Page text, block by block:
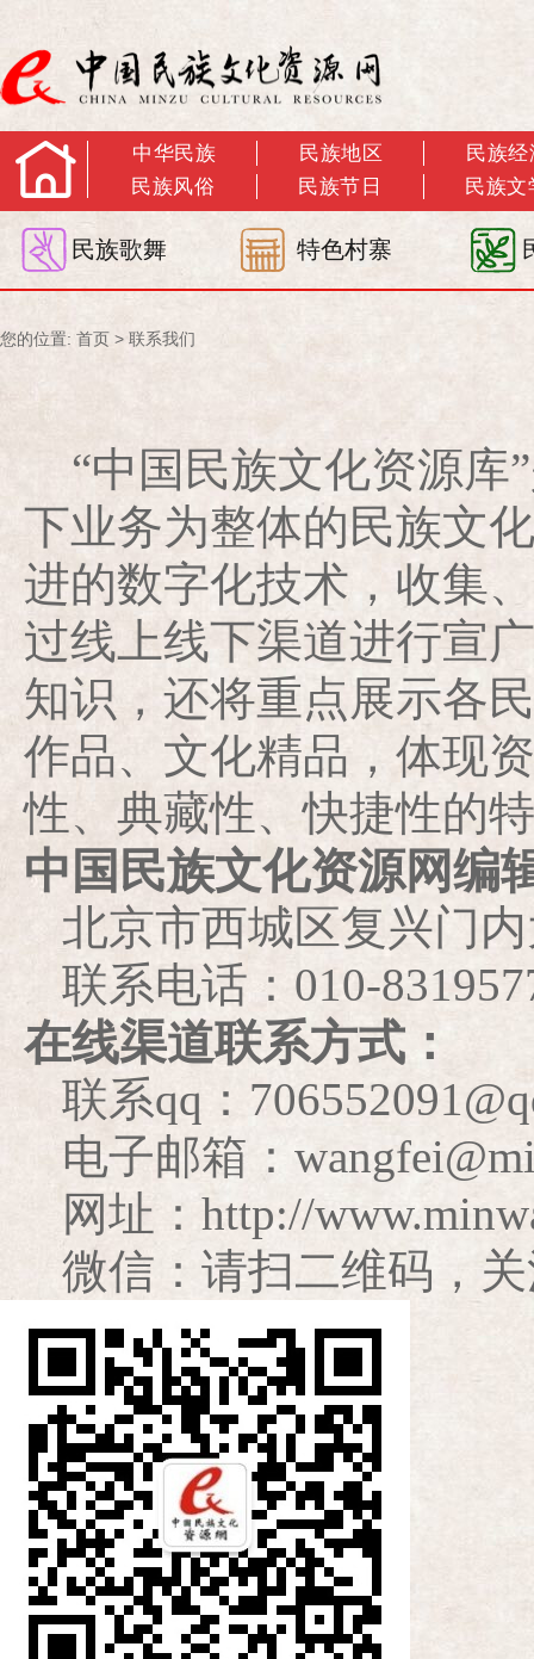
中华民族 民族地区
民族经
民族风俗
民族节日 民族文
民族歌舞 特色村寨
您的位置: 首页 > 联系我们
“中国民族文化资源库
下业务为整体的民族文
进的数字化技术，收集
过线上线下渠道进行宣
知识，还将重点展示各
作品、文化精品，体现
性、典藏性、快捷性的
中国民族文化资源网编
北京市西城区复兴门
联系电话：010-
在线渠道联系方式：
联系qq：
电子邮箱：
网址：http://
微信：请扫二维码，